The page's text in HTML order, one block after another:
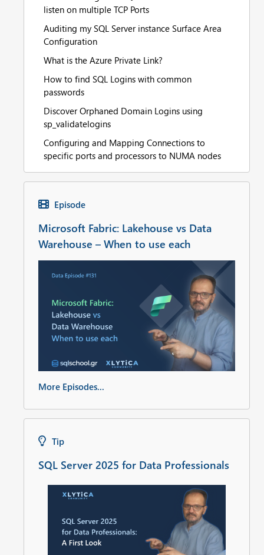
listen on multiple TCP Ports
Auditing my SQL Server instance Surface Area
Configuration
What is the Azure Private Link?
How to find SQL Logins with common
passwords
Discover Orphaned Domain Logins using
sp_validatelogins
Configuring and Mapping Connections to
specific ports and processors to NUMA nodes
Episode
Microsoft Fabric: Lakehouse vs Data
Warehouse – When to use each
More Episodes...
Tip
SQL Server 2025 for Data Professionals